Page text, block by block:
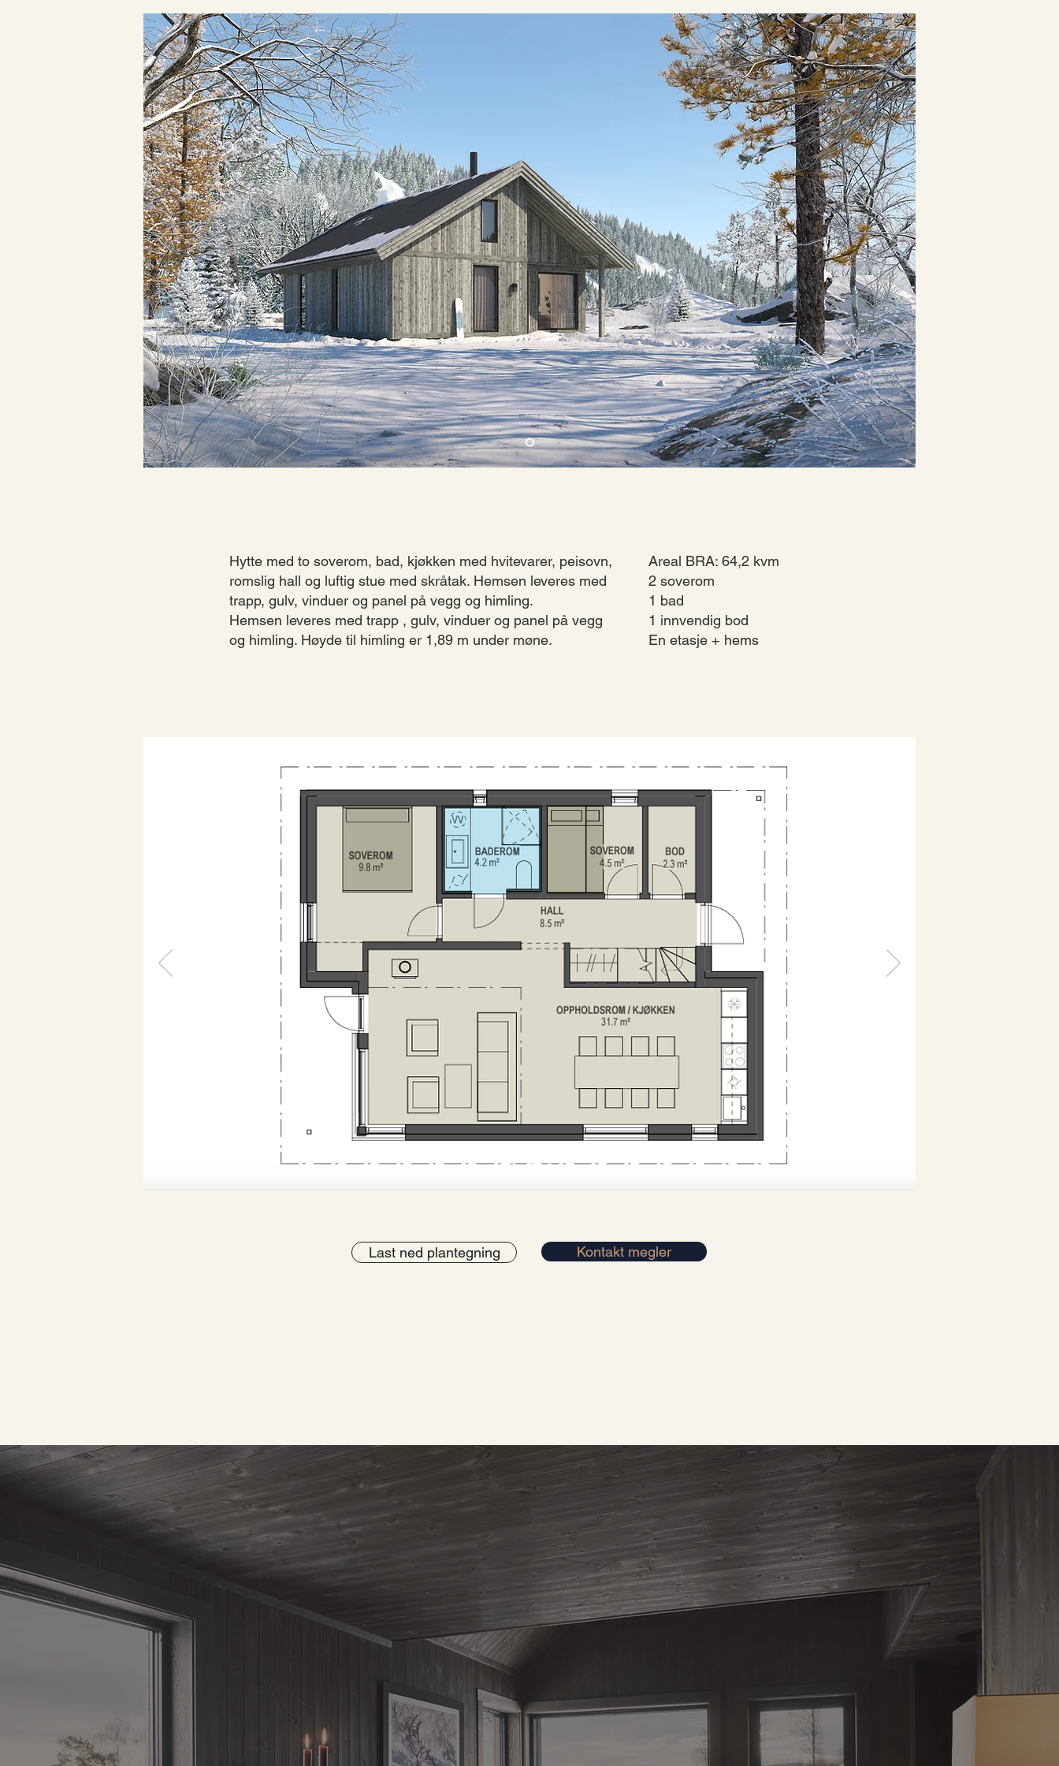
Hytte med to soverom, bad, kjøkken med hvitevarer, peisovn,
romslig hall og luftig stue med skråtak. Hemsen leveres med
trapp, gulv, vinduer og panel på vegg og himling.
Hemsen leveres med trapp , gulv, vinduer og panel på vegg
og himling. Høyde til himling er 1,89 m under møne.
Areal BRA: 64,2 kvm
2 soverom
1 bad
1 innvendig bod
En etasje + hems
Last ned plantegning Kontakt megler